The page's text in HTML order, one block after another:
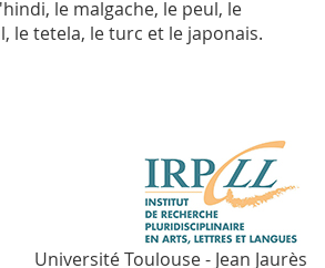
le malgache, le peul, le
le tetela, le turc et le japonais.
Université Toulouse - Jean Jaurès